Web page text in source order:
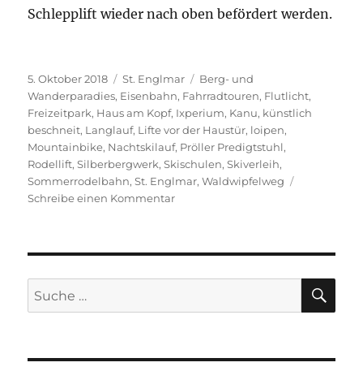
Schlepplift wieder nach oben befördert werden.
Veröffentlicht
am
5. Oktober 2018 Kategorien
St. Englmar Schlagwörter
Berg- und
Wanderparadies, Eisenbahn, Fahrradtouren, Flutlicht,
Freizeitpark, Haus am Kopf, Ixperium, Kanu, künstlich
beschneit, Langlauf, Lifte vor der Haustür, loipen,
Mountainbike, Nachtskilauf, Pröller Predigtstuhl,
Rodellift,Silberbergwerk,Skischulen,Skiverleih,
Sommerrodelbahn,St. Englmar,Waldwipfelweg
Schreibe einen Kommentarzu
St.
Suche
nach: